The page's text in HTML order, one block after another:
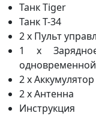
Танк Tiger
Танк Т-34
2 x Пульт
1 х
одновременной
2 х Аккумулятор
2 х Антенна
Инструкция